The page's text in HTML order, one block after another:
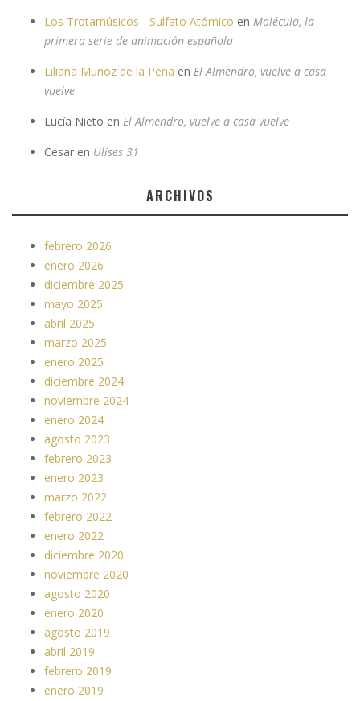
Los Trotamúsicos - Sulfato Atómico en Molécula, la
primera serie de animación española
Liliana Muñoz de la Peña en El Almendro, vuelve a casa
vuelve
Lucía Nieto en El Almendro, vuelve a casa vuelve
Cesar en Ulises 31
ARCHIVOS
febrero 2026
enero 2026
diciembre 2025
mayo 2025
abril 2025
marzo 2025
enero 2025
diciembre 2024
noviembre 2024
enero 2024
agosto 2023
febrero 2023
enero 2023
marzo 2022
febrero 2022
enero 2022
diciembre 2020
noviembre 2020
agosto 2020
enero 2020
agosto 2019
abril 2019
febrero 2019
enero 2019